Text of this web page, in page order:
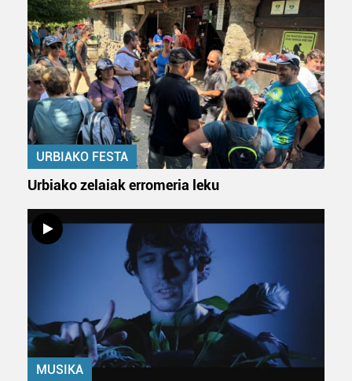
URBIAKO FESTA
Urbiako zelaiak erromeria leku
MUSIKA